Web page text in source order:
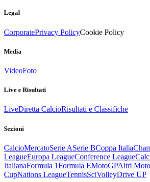
Legal
CorporatePrivacy PolicyCookie Policy
Media
VideoFoto
Live e Risultati
LiveDiretta CalcioRisultati e Classifiche
Sezioni
CalcioMercatoSerie ASerie BCoppa Italia
LeagueEuropa LeagueConference League
ItalianaFormula 1Formula EMotoGPAltri
CupNations LeagueTennisSciVolleyDrive UP